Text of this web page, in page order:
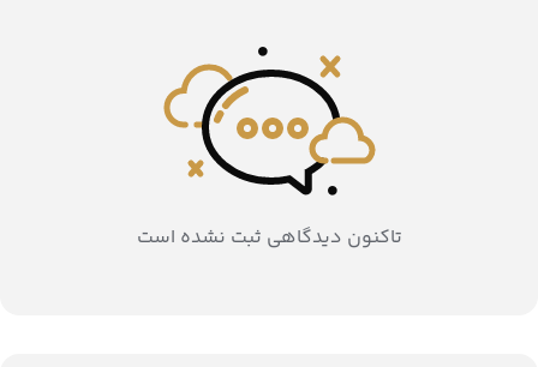
تاکنون دیدگاهی ثبت نشده است